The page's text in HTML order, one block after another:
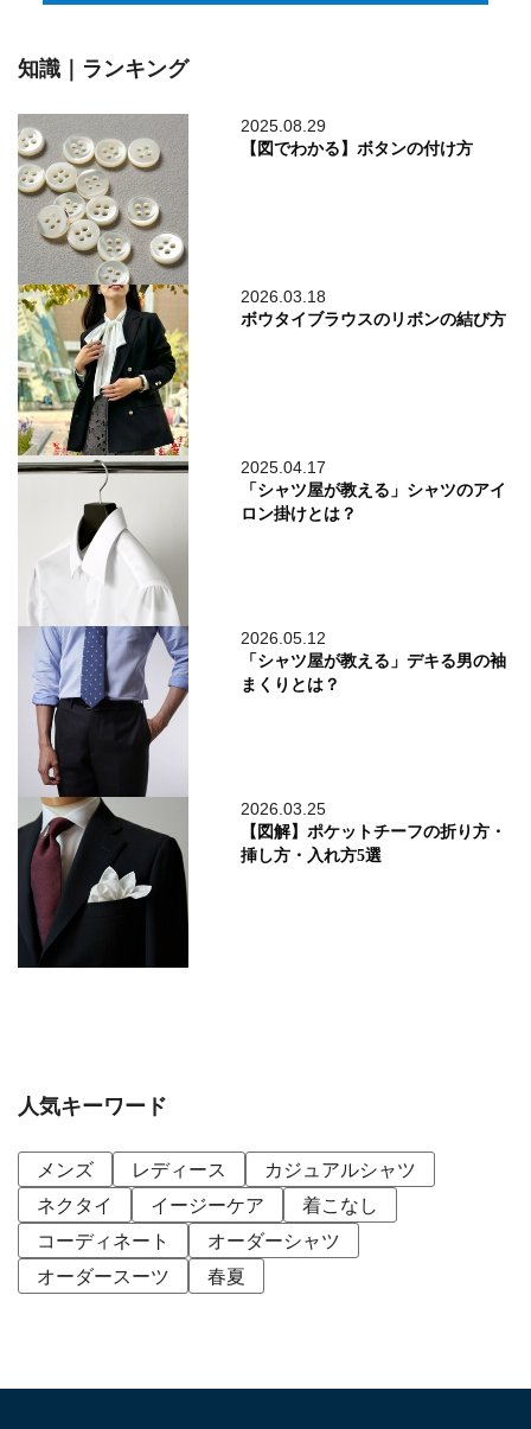
知識｜ランキング
2025.08.29
【図でわかる】ボタンの付け方
2026.03.18
ボウタイブラウスのリボンの結び方
2025.04.17
「シャツ屋が教える」シャツのアイ
ロン掛けとは？
2026.05.12
「シャツ屋が教える」デキる男の袖
まくりとは？
2026.03.25
【図解】ポケットチーフの折り方・
挿し方・入れ方5選
人気キーワード
メンズ レディース
カジュアルシャツ
ネクタイ
イージーケア
着こなし
コーディネート
オーダーシャツ
オーダースーツ
春夏